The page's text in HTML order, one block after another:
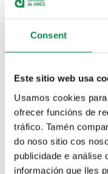
Consent
Este sitio web usa
Usamos cookies
ofrecer funcións de
tráfico. Tamén
do noso sitio cos
publicidade e análise
información que lles
Pestanas principais
Teléfono 981 536
Enderezo:
Casa de Costoia
Teléfono 618 257
Dirección: Aldea
Ver máis